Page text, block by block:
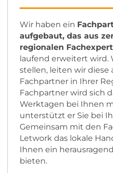
Wir haben ein
aufgebaut, das aus
regionalen
laufend erweitert wird.
stellen, leiten wir diese
Fachpartner in Ihrer
Fachpartner wird sich
Werktagen bei Ihnen
unterstützt er Sie bei
Gemeinsam mit den
Letwork das lokale
Ihnen ein
bieten.